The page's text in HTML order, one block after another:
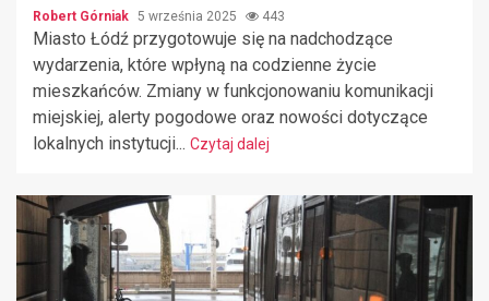
Robert Górniak 5 września 2025 443
Miasto Łódź przygotowuje się na nadchodzące
wydarzenia, które wpłyną na codzienne życie
mieszkańców. Zmiany w funkcjonowaniu komunikacji
miejskiej, alerty pogodowe oraz nowości dotyczące
lokalnych instytucji... Czytaj dalej